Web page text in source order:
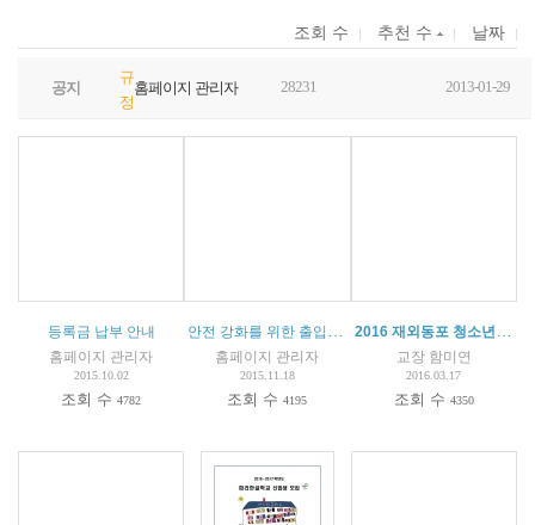
조회 수 추천 수 날짜
공지
규
정
홈페이지 관리자 28231 2013-01-29
등록금 납부 안내
홈페이지 관리자
2015.10.02
조회 수4782
안전 강화를 위한 출입통제 안내
홈페이지 관리자
2015.11.18
조회 수4195
2016 재외동포 청소년 교류사업 참가자 모집 공고
교장 함미연
2016.03.17
조회 수 4350